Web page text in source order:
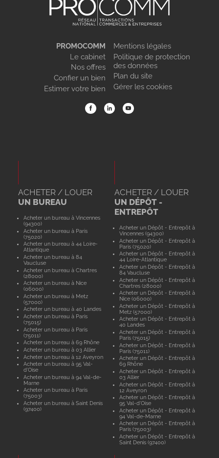
PROMOCOMM
Le cabinet
Nos offres
Confier un bien
Estimer votre bien
Mentions légales
Politique de protection
des données
Plan du site
Gérer les cookies
ACHETER / LOUER
UN BUREAU
Acheter un bureau à Vincennes
(94300)
Acheter un bureau à Paris
(75020)
Acheter un bureau à 44 Loire-
Atlantique
Acheter un bureau à 84
Vaucluse
Acheter un bureau à Chartres
(28000)
Acheter un bureau à Nice
(06000)
Acheter un bureau à Metz
(57000)
Acheter un bureau à 40 Landes
Acheter un bureau à Paris
(75015)
Acheter un bureau à Paris
(75011)
Acheter un bureau à 69 Rhône
Acheter un bureau à 03 Allier
Acheter un bureau à 12 Aveyron
Acheter un bureau à 95 Val-
d'Oise
Acheter un bureau à 94 Val-de-
Marne
Acheter un bureau à Paris
(75003)
Acheter un bureau à Saint Denis
(97400)
ACHETER / LOUER
UN DÉPÔT -
ENTREPÔT
Acheter un Dépôt - Entrepôt à
Vincennes (94300)
Acheter un Dépôt - Entrepôt à
Paris (75020)
Acheter un Dépôt - Entrepôt à
44 Loire-Atlantique
Acheter un Dépôt - Entrepôt à
84 Vaucluse
Acheter un Dépôt - Entrepôt à
Chartres (28000)
Acheter un Dépôt - Entrepôt à
Nice (06000)
Acheter un Dépôt - Entrepôt à
Metz (57000)
Acheter un Dépôt - Entrepôt à
40 Landes
Acheter un Dépôt - Entrepôt à
Paris (75015)
Acheter un Dépôt - Entrepôt à
Paris (75011)
Acheter un Dépôt - Entrepôt à
69 Rhône
Acheter un Dépôt - Entrepôt à
03 Allier
Acheter un Dépôt - Entrepôt à
12 Aveyron
Acheter un Dépôt - Entrepôt à
95 Val-d'Oise
Acheter un Dépôt - Entrepôt à
94 Val-de-Marne
Acheter un Dépôt - Entrepôt à
Paris (75003)
Acheter un Dépôt - Entrepôt à
Saint Denis (97400)